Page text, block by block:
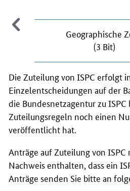
Geographische
(3 Bit)
Die Zuteilung von ISPC erfolgt
Einzelentscheidungen auf der
die Bundesnetzagentur zu
Zuteilungsregeln noch einen
veröffentlicht hat.
Anträge auf Zuteilung von ISPC
Nachweis enthalten, dass ein
Anträge senden Sie bitte an